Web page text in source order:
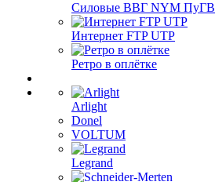
Силовые ВВГ NYM ПуГВ
Интернет FTP UTP
Ретро в оплётке
Arlight
Donel
VOLTUM
Legrand